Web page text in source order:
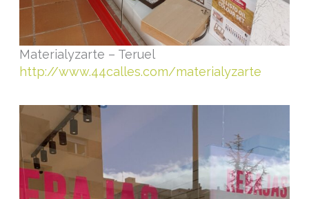
Materialyzarte – Teruel
http://www.44calles.com/materialyzarte